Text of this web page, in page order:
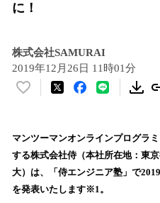
に！
株式会社SAMURAI
2019年12月26日 11時01分
い
！
数
を
読
マンツーマンオンラインプログラ
する株式会社侍（本社所在地：東
大）は、「侍エンジニア塾」で
を発表いたします※1。